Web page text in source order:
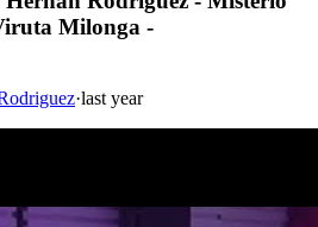
Milonga -
·last year